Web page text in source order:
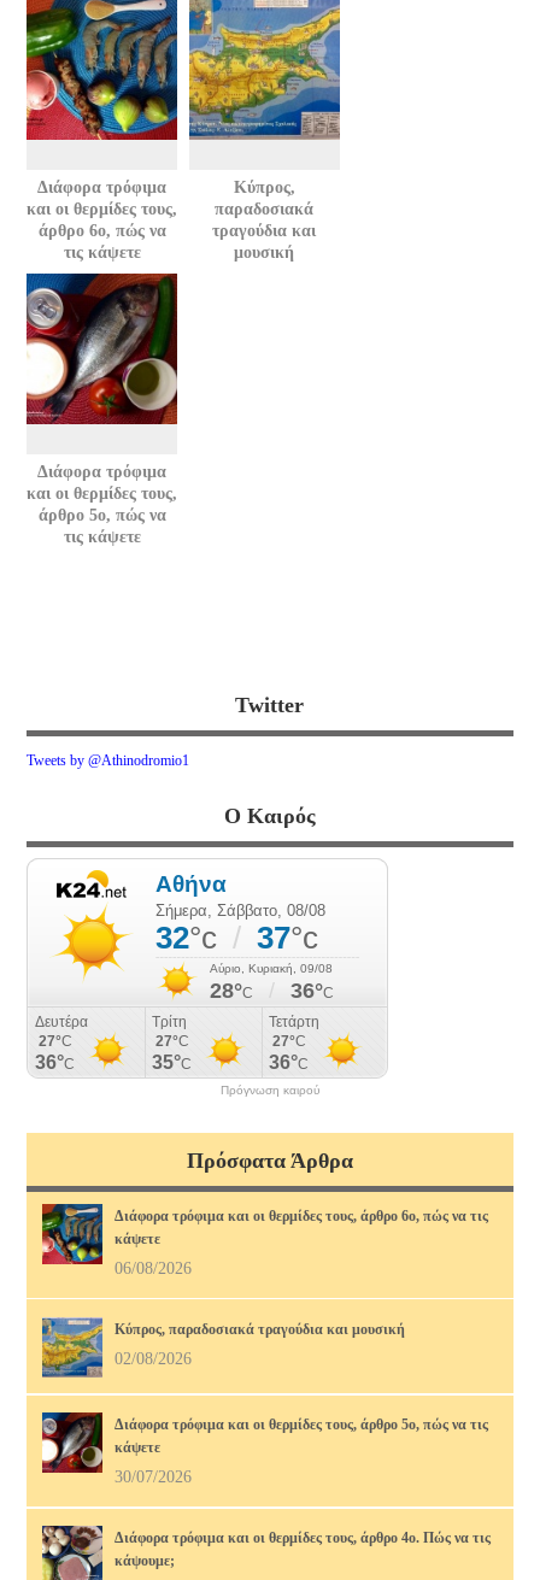
Διάφορα τρόφιμα
και οι θερμίδες τους,
άρθρο 6ο, πώς να
τις κάψετε
Κύπρος,
παραδοσιακά
τραγούδια και
μουσική
Διάφορα τρόφιμα
και οι θερμίδες τους,
άρθρο 5ο, πώς να
τις κάψετε
Twitter
Tweets by @Athinodromio1
Ο Καιρός
Πρόγνωση καιρού
Πρόσφατα Άρθρα
Διάφορα τρόφιμα και οι θερμίδες τους, άρθρο 6ο, πώς να τις
κάψετε
06/08/2026
Κύπρος, παραδοσιακά τραγούδια και μουσική
02/08/2026
Διάφορα τρόφιμα και οι θερμίδες τους, άρθρο 5ο, πώς να τις
κάψετε
30/07/2026
Διάφορα τρόφιμα και οι θερμίδες τους, άρθρο 4ο. Πώς να τις
κάψουμε;